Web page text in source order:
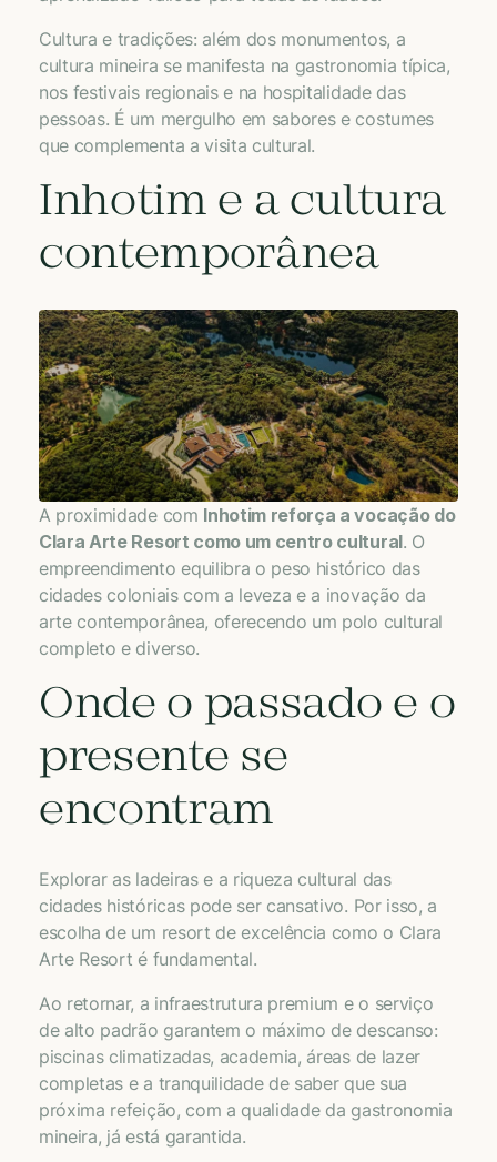
Cultura e tradições: além dos monumentos, a
cultura mineira se manifesta na gastronomia típica,
nos festivais regionais e na hospitalidade das
pessoas. É um mergulho em sabores e costumes
que complementa a visita cultural.
Inhotim e a cultura
contemporânea
A proximidade com Inhotim reforça a vocação do
Clara Arte Resort como um centro cultural. O
empreendimento equilibra o peso histórico das
cidades coloniais com a leveza e a inovação da
arte contemporânea, oferecendo um polo cultural
completo e diverso.
Onde o passado e o
presente se
encontram
Explorar as ladeiras e a riqueza cultural das
cidades históricas pode ser cansativo. Por isso, a
escolha de um resort de excelência como o Clara
Arte Resort é fundamental.
Ao retornar, a infraestrutura premium e o serviço
de alto padrão garantem o máximo de descanso:
piscinas climatizadas, academia, áreas de lazer
completas e a tranquilidade de saber que sua
próxima refeição, com a qualidade da gastronomia
mineira, já está garantida.